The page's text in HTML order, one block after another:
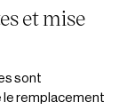
et mise
sont
le remplacement